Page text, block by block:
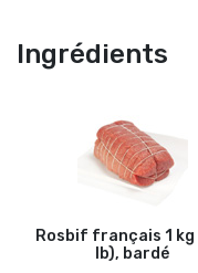
Ingrédients
Rosbif français 1
lb), bardé